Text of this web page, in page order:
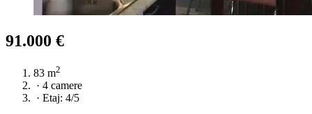
91.000 €
83 m2
· 4 camere
· Etaj: 4/5